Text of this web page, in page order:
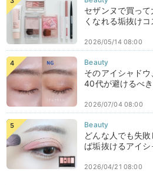
セザンヌで買っ
くなれる垢抜け
2026/05/14 08:00
そのアイシャドウ
40代が避けるべ
2026/07/04 08:00
どんな人でも失
ば垢抜けるアイ
2026/04/21 08:00